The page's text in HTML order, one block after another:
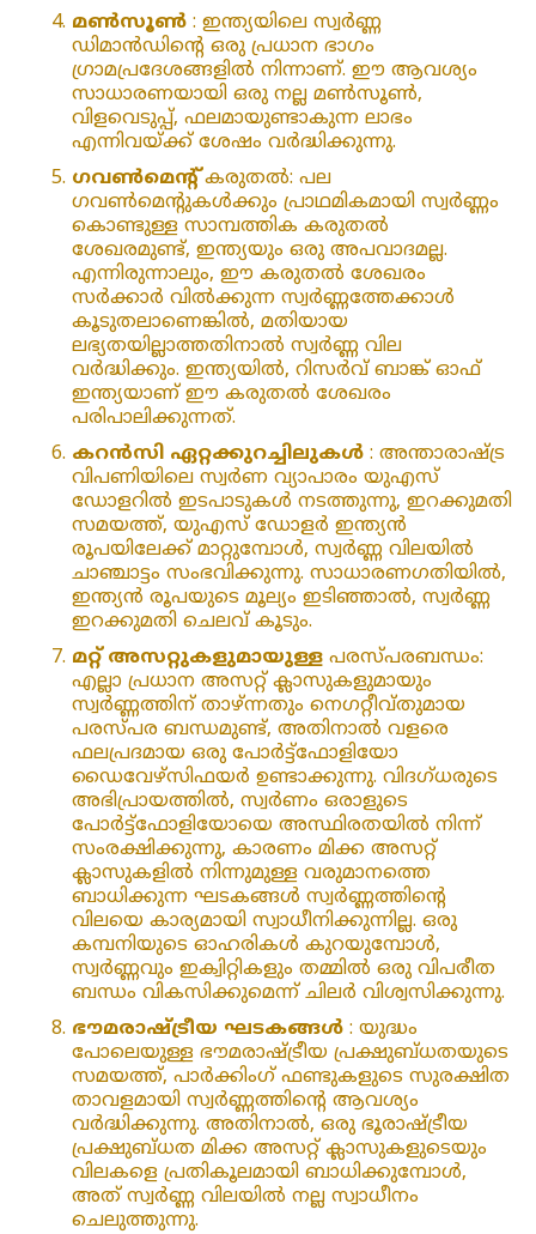
മൺസൂൺ : ഇന്ത്യയിലെ സ്വർണ്ണ
ഡിമാൻഡിന്റെ ഒരു പ്രധാന ഭാഗം
ഗ്രാമപ്രദേശങ്ങളിൽ നിന്നാണ്. ഈ ആവശ്യം
സാധാരണയായി ഒരു നല്ല മൺസൂൺ,
വിളവെടുപ്പ്, ഫലമായുണ്ടാകുന്ന ലാഭം
എന്നിവയ്ക്ക് ശേഷം വർദ്ധിക്കുന്നു.
ഗവൺമെന്റ്കരുതൽ: പല
ഗവൺമെന്റുകൾക്കും പ്രാഥമികമായി സ്വർണ്ണം
കൊണ്ടുള്ള സാമ്പത്തിക കരുതൽ
ശേഖരമുണ്ട്, ഇന്ത്യയും ഒരു അപവാദമല്ല.
എന്നിരുന്നാലും, ഈ കരുതൽ ശേഖരം
സർക്കാർ വിൽക്കുന്ന സ്വർണ്ണത്തേക്കാൾ
കൂടുതലാണെങ്കിൽ, മതിയായ
ലഭ്യതയില്ലാത്തതിനാൽ സ്വർണ്ണ വില
വർദ്ധിക്കും. ഇന്ത്യയിൽ, റിസർവ് ബാങ്ക് ഓഫ്
ഇന്ത്യയാണ് ഈ കരുതൽ ശേഖരം
പരിപാലിക്കുന്നത്.
കറൻസി ഏറ്റക്കുറച്ചിലുകൾ : അന്താരാഷ്‌ട്ര
വിപണിയിലെ സ്വർണ വ്യാപാരം യുഎസ്
ഡോളറിൽ ഇടപാടുകൾ നടത്തുന്നു, ഇറക്കുമതി
സമയത്ത്, യുഎസ് ഡോളർ ഇന്ത്യൻ
രൂപയിലേക്ക് മാറ്റുമ്പോൾ, സ്വർണ്ണ വിലയിൽ
ചാഞ്ചാട്ടം സംഭവിക്കുന്നു. സാധാരണഗതിയിൽ,
ഇന്ത്യൻ രൂപയുടെ മൂല്യം ഇടിഞ്ഞാൽ, സ്വർണ്ണ
ഇറക്കുമതി ചെലവ് കൂടും.
മറ്റ് അസറ്റുകളുമായുള്ള പരസ്പരബന്ധം:
എല്ലാ പ്രധാന അസറ്റ് ക്ലാസുകളുമായും
സ്വർണ്ണത്തിന് താഴ്ന്നതും നെഗറ്റീവ്തുമായ
പരസ്പര ബന്ധമുണ്ട്, അതിനാൽ വളരെ
ഫലപ്രദമായ ഒരു പോർട്ട്ഫോളിയോ
ഡൈവേഴ്സിഫയർ ഉണ്ടാക്കുന്നു. വിദഗ്ധരുടെ
അഭിപ്രായത്തിൽ, സ്വർണം ഒരാളുടെ
പോർട്ട്‌ഫോളിയോയെ അസ്ഥിരതയിൽ നിന്ന്
സംരക്ഷിക്കുന്നു, കാരണം മിക്ക അസറ്റ്
ക്ലാസുകളിൽ നിന്നുമുള്ള വരുമാനത്തെ
ബാധിക്കുന്ന ഘടകങ്ങൾ സ്വർണ്ണത്തിന്റെ
വിലയെ കാര്യമായി സ്വാധീനിക്കുന്നില്ല. ഒരു
കമ്പനിയുടെ ഓഹരികൾ കുറയുമ്പോൾ,
സ്വർണ്ണവും ഇക്വിറ്റികളും തമ്മിൽ ഒരു വിപരീത
ബന്ധം വികസിക്കുമെന്ന് ചിലർ വിശ്വസിക്കുന്നു.
ഭൗമരാഷ്ട്രീയ ഘടകങ്ങൾ : യുദ്ധം
പോലെയുള്ള ഭൗമരാഷ്ട്രീയ പ്രക്ഷുബ്ധതയുടെ
സമയത്ത്, പാർക്കിംഗ് ഫണ്ടുകളുടെ സുരക്ഷിത
താവളമായി സ്വർണ്ണത്തിന്റെ ആവശ്യം
വർദ്ധിക്കുന്നു. അതിനാൽ, ഒരു ഭൂരാഷ്ട്രീയ
പ്രക്ഷുബ്ധത മിക്ക അസറ്റ് ക്ലാസുകളുടെയും
വിലകളെ പ്രതികൂലമായി ബാധിക്കുമ്പോൾ,
അത് സ്വർണ്ണ വിലയിൽ നല്ല സ്വാധീനം
ചെലുത്തുന്നു.